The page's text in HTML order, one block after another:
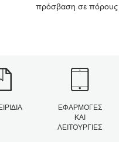
πρόσβαση σε πόρους
ΕΦΑΡΜΟΓΈΣ
ΚΑΙ
ΛΕΙΤΟΥΡΓΊΕΣ